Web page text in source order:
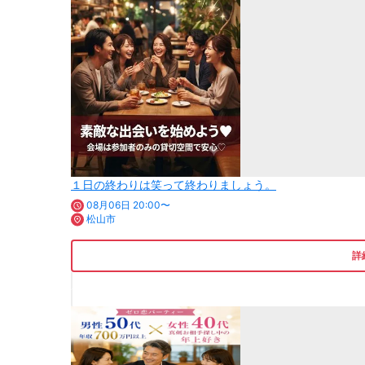
１日の終わりは笑って終わりましょう。
08月06日 20:00〜
松山市
詳